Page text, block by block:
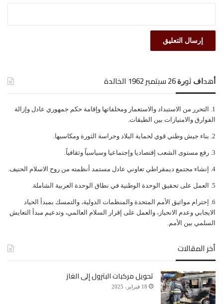
حرب اليمن شكرة صافر ﺃﻫﺪﺍﻑ ﺛﻮﺭﺓ 26 ﺳﺒﺘﻤﺒﺮ 1962 الخالدة
ﺍﻟﺘﺤﺮﺭ ﻣﻦ ﺍﻻﺳﺘﺒﺪﺍﺩ ﻭﺍﻻﺳﺘﻌﻤﺎﺭ ﻭﻣﺨﻠﻔﺎﺗﻬﺎ ﻭﺇﻗﺎﻣﺔ ﺣﻜﻢ ﺟﻤﻬﻮﺭﻱ ﻋﺎﺩﻝ ﻭﺇﺯﺍﻟﺔ
ﺍﻟﻔﻮﺍﺭﻕ ﻭﺍﻻﻣﺘﻴﺎﺯﺍﺕ ﺑﻴﻦ ﺍﻟﻄﺒﻘﺎﺕ.
ﺑﻨﺎﺀ ﺟﻴﺶ ﻭﻃﻨﻲ ﻗﻮﻱ ﻟﺤﻤﺎﻳﺔ ﺍﻟﺒﻼﺩ ﻭﺣﺮﺍﺳﺔ ﺍﻟﺜﻮﺭﺓ ﻭﻣﻜﺎﺳﺒﻬﺎ.
ﺭﻓﻊ ﻣﺴﺘﻮﻯ ﺍﻟﺸﻌﺐ ﺇﻗﺘﺼﺎﺩﻳﺎ ﻭﺇﺟﺘﻤﺎﻋﻴﺎ ﻭﺳﻴﺎﺳﻴﺎً ﻭﺛﻘﺎﻓﻴﺎً.
ﺇﻧﺸﺎﺀ ﻣﺠﺘﻤﻊ ﺩﻳﻤﻘﺮﺍﻃﻲ ﺗﻌﺎﻭﻧﻲ ﻋﺎﺩﻝ ﻣﺴﺘﻤﺪ ﺃﻧﻈﻤﺘﻪ ﻣﻦ ﺭﻭﺡ ﺍﻻﺳﻼﻡ ﺍﻟﺤﻨﻴﻒ.
ﺍﻟﻌﻤﻞ ﻋﻠﻰ ﺗﺤﻘﻴﻖ ﺍﻟﻮﺣﺪﺓ ﺍﻟﻮﻃﻨﻴﺔ ﻓﻲ ﻧﻄﺎﻕ ﺍﻟﻮﺣﺪﺓ ﺍﻟﻌﺮﺑﻴﺔ ﺍﻟﺸﺎﻣﻠﺔ.
ﺇﺣﺘﺮﺍﻡ ﻣﻮﺍﺛﻴﻖ الأﻣﻢ ﺍﻟﻤﺘﺤﺪﺓ ﻭﺍﻟﻤﻨﻈﻤﺎﺕ ﺍﻟﺪﻭﻟﻴﺔ، ﻭﺍﻟﺘﻤﺴﻚ ﺑﻤﺒﺪﺃ ﺍﻟﺤﻴﺎﺩ
ﺍﻻﻳﺠﺎﺑﻲ ﻭﻋﺪﻡ ﺍﻻﻧﺤﻴﺎﺯ، ﻭﺍﻟﻌﻤﻞ ﻋﻠﻰ ﺇﻗﺮﺍﺭ ﺍﻟﺴﻼﻡ ﺍﻟﻌﺎﻟﻤﻲ، ﻭﺗﺪﻋﻴﻢ ﻣﺒﺪﺃ ﺍﻟﺘﻌﺎﻳﺶ
ﺍﻟﺴﻠﻤﻲ ﺑﻴﻦ ﺍﻷﻣﻢ.
أخر المقالات
تحويل مركبات البترول إلى الغاز
18 فبراير، 2025